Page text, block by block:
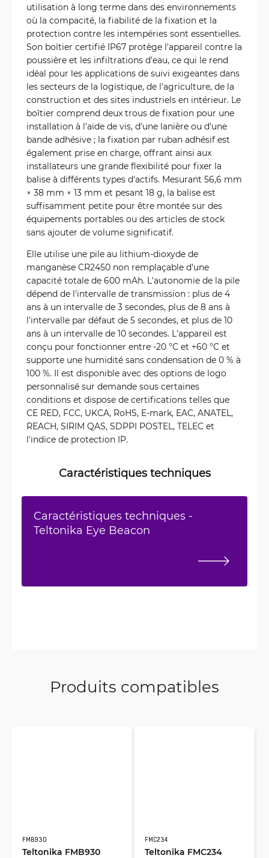
utilisation à long terme dans des environnements
où la compacité, la fiabilité de la fixation et la
protection contre les intempéries sont essentielles.
Son boîtier certifié IP67 protège l'appareil contre la
poussière et les infiltrations d'eau, ce qui le rend
idéal pour les applications de suivi exigeantes dans
les secteurs de la logistique, de l'agriculture, de la
construction et des sites industriels en intérieur. Le
boîtier comprend deux trous de fixation pour une
installation à l'aide de vis, d'une lanière ou d'une
bande adhésive ; la fixation par ruban adhésif est
également prise en charge, offrant ainsi aux
installateurs une grande flexibilité pour fixer la
balise à différents types d'actifs. Mesurant 56,6 mm
× 38 mm × 13 mm et pesant 18 g, la balise est
suffisamment petite pour être montée sur des
équipements portables ou des articles de stock
sans ajouter de volume significatif.
Elle utilise une pile au lithium-dioxyde de
manganèse CR2450 non remplaçable d'une
capacité totale de 600 mAh. L'autonomie de la pile
dépend de l'intervalle de transmission : plus de 4
ans à un intervalle de 3 secondes, plus de 8 ans à
l'intervalle par défaut de 5 secondes, et plus de 10
ans à un intervalle de 10 secondes. L'appareil est
conçu pour fonctionner entre -20 °C et +60 °C et
supporte une humidité sans condensation de 0 % à
100 %. Il est disponible avec des options de logo
personnalisé sur demande sous certaines
conditions et dispose de certifications telles que
CE RED, FCC, UKCA, RoHS, E-mark, EAC, ANATEL,
REACH, SIRIM QAS, SDPPI POSTEL, TELEC et
l'indice de protection IP.
Caractéristiques techniques
Caractéristiques techniques -
Teltonika Eye Beacon
Produits compatibles
FMB930
Teltonika FMB930
FMC234
Teltonika FMC234